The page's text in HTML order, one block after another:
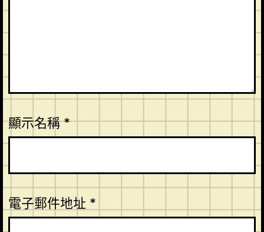
顯示名稱*
電子郵件地址 *